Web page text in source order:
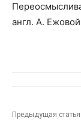
англ. А.
Предыдущая статья